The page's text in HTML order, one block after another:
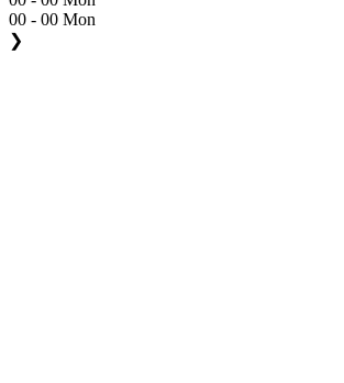
00 - 00 Mon
❯